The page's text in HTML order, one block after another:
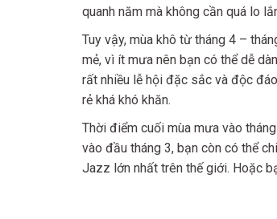
quanh năm mà không cần quá lo
Tuy vậy, mùa khô từ tháng 4 –
mẻ, vì ít mưa nên bạn có thể dễ
rất nhiều lễ hội đặc sắc và độc
rẻ khá khó khăn.
Thời điểm cuối mùa mưa vào
vào đầu tháng 3, bạn còn có thể
Jazz lớn nhất trên thế giới. Hoặc